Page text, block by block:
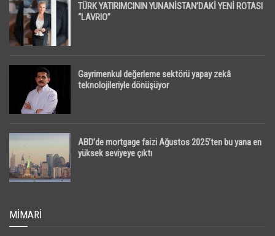
TÜRK YATIRIMCININ YUNANİSTAN’DAKİ YENİ ROTASI
“LAVRIO”
Gayrimenkul değerleme sektörü yapay zekâ
teknolojileriyle dönüşüyor
ABD’de mortgage faizi Ağustos 2025’ten bu yana en
yüksek seviyeye çıktı
MIMARI